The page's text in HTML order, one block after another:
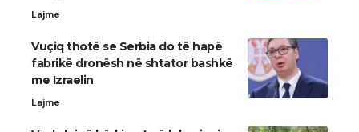
Lajme
Vuçiq thotë se Serbia do të hapë
fabrikë dronësh në shtator bashkë
me Izraelin
Lajme